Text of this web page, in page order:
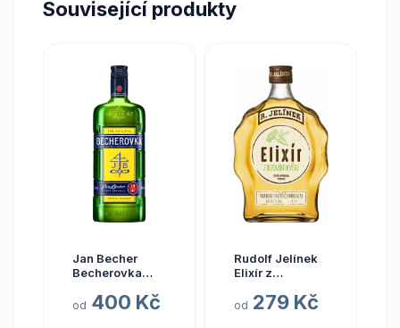
Související produkty
Jan Becher
Becherovka
láhev)
od 400 Kč
Rudolf Jelínek
Elixír z
14,7% 0,7l (holá
od 279 Kč